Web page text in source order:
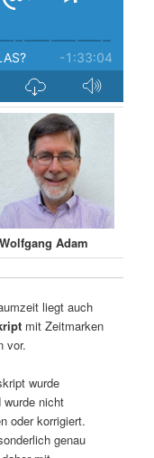
Wolfgang Adam
liegt auch
mit Zeitmarken
vor.
wurde
nicht
oder korrigiert.
genau